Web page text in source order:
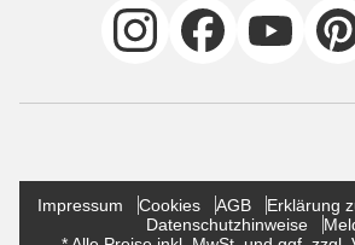
Impressum Cookies AGB
Erklärung
Datenschutzhinweise